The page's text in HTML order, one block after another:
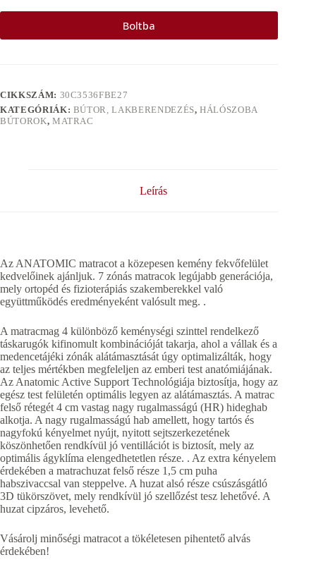
Boltba
CIKKSZÁM: 30C3536FBE27
KATEGÓRIÁK: BÚTOR, LAKBERENDEZÉS,HÁLÓSZOBA
BÚTOROK, MATRAC
Leírás
Az ANATOMIC matracot a közepesen kemény fekvőfelület
kedvelőinek ajánljuk. 7 zónás matracok legújabb generációja,
mely ortopéd és fizioterápiás szakemberekkel való
együttműködés eredményeként valósult meg. .
A matracmag 4 különböző keménységi szinttel rendelkező
táskarugók kifinomult kombinációját takarja, ahol a vállak és a
medencetájéki zónák alátámasztását úgy optimalizálták, hogy
az teljes mértékben megfeleljen az emberi test anatómiájának.
Az Anatomic Active Support Technológiája biztosítja, hogy az
egész test felületén optimális legyen az alátámasztás. A matrac
felső rétegét 4 cm vastag nagy rugalmasságú (HR) hideghab
alkotja. A nagy rugalmasságú hab amellett, hogy tartós és
nagyfokú kényelmet nyújt, nyitott sejtszerkezetének
köszönhetően rendkívül jó ventillációt is biztosít, mely az
optimális ágyklíma elengedhetetlen része. . Az extra kényelem
érdekében a matrachuzat felső része 1,5 cm puha
habszivaccsal van steppelve. A huzat alsó része csúszásgátló
3D tükörszövet, mely rendkívül jó szellőzést tesz lehetővé. A
huzat cipzáros, levehető.
Vásárolj minőségi matracot a tökéletesen pihentető alvás
érdekében!